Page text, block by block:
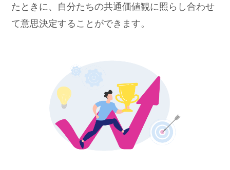
たときに、自分たちの共通価値観に照らし合わせ
て意思決定することができます。